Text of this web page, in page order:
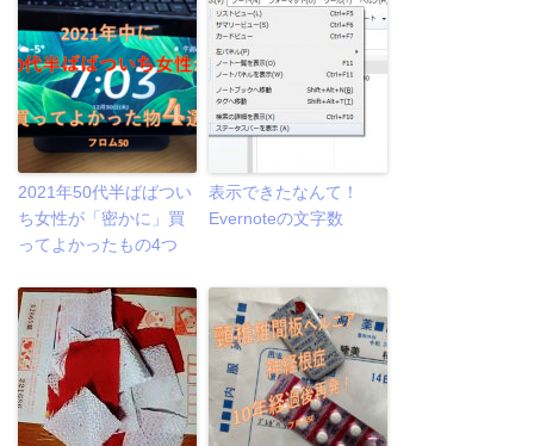
2021年50代半ばばつい
ち女性が「密かに」買
ってよかったもの4つ
表示できたなんて！
Evernoteの文字数